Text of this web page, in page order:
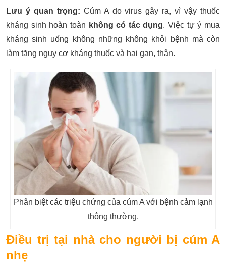
Lưu ý quan trọng: Cúm A do virus gây ra, vì vậy thuốc
kháng sinh hoàn toàn không có tác dụng. Việc tự ý mua
kháng sinh uống không những không khỏi bệnh mà còn
làm tăng nguy cơ kháng thuốc và hại gan, thận.
Phân biệt các triệu chứng của cúm A với bệnh cảm lạnh
thông thường.
Điều trị tại nhà cho người bị cúm A
nhẹ